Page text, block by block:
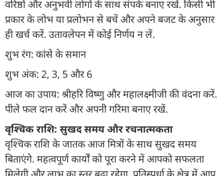
वरिष्ठों और अनुभवी लोगों के साथ संपर्क बनाए रखें. किसी भी
प्रकार के लोभ या प्रलोभन से बचें और अपने बजट के अनुसार
ही खर्च करें. उतावलेपन में कोई निर्णय न लें.
शुभ रंग: कांसे के समान
शुभ अंक: 2, 3, 5 और 6
आज का उपाय: श्रीहरि विष्णु और महालक्ष्मीजी की वंदना करें.
पीले फल दान करें और अपनी गरिमा बनाए रखें.
वृश्चिक राशि: सुखद समय और रचनात्मकता
वृश्चिक राशि के जातक आज मित्रों के साथ सुखद समय
बिताएंगे. महत्वपूर्ण कार्यों को पूरा करने में आपको सफलता